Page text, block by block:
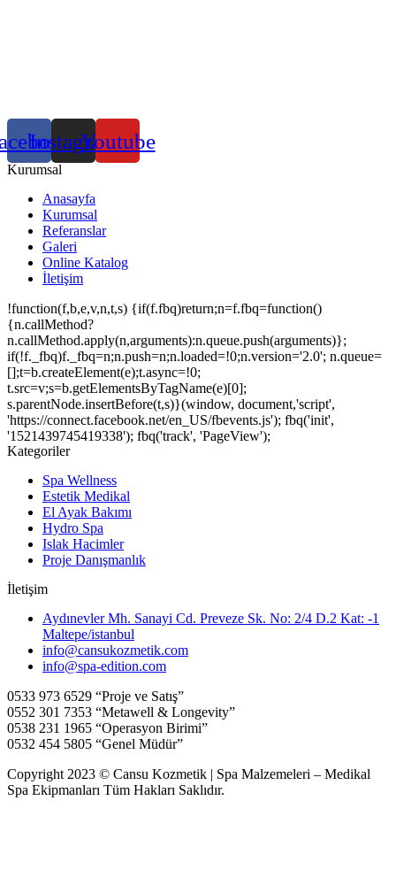
InstagramYoutube
Kurumsal
Anasayfa
Kurumsal
Referanslar
Galeri
Online Katalog
İletişim
!function(f,b,e,v,n,t,s) {if(f.fbq)return;n=f.fbq=function()
{n.callMethod?
n.callMethod.apply(n,arguments):n.queue.push(arguments)};
if(!f._fbq)f._fbq=n;n.push=n;n.loaded=!0;n.version='2.0'; n.queue=
[];t=b.createElement(e);t.async=!0;
t.src=v;s=b.getElementsByTagName(e)[0];
s.parentNode.insertBefore(t,s)}(window, document,'script',
'https://connect.facebook.net/en_US/fbevents.js'); fbq('init',
'1521439745419338'); fbq('track', 'PageView');
Kategoriler
Spa Wellness
Estetik Medikal
El Ayak Bakımı
Hydro Spa
Islak Hacimler
Proje Danışmanlık
İletişim
Aydınevler Mh. Sanayi Cd. Preveze Sk. No: 2/4 D.2 Kat: -1
Maltepe/istanbul
info@cansukozmetik.com
info@spa-edition.com
0533 973 6529 “Proje ve Satış”
0552 301 7353 “Metawell & Longevity”
0538 231 1965 “Operasyon Birimi”
0532 454 5805 “Genel Müdür”
Copyright 2023 © Cansu Kozmetik | Spa Malzemeleri – Medikal
Spa Ekipmanları Tüm Hakları Saklıdır.